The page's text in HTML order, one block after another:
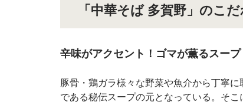
「中華そば 多賀野」のこだ
辛味がアクセント！ゴマが薫るスープ
豚骨・鶏ガラ様々な野菜や魚介から丁寧
である秘伝スープの元となっている。そ